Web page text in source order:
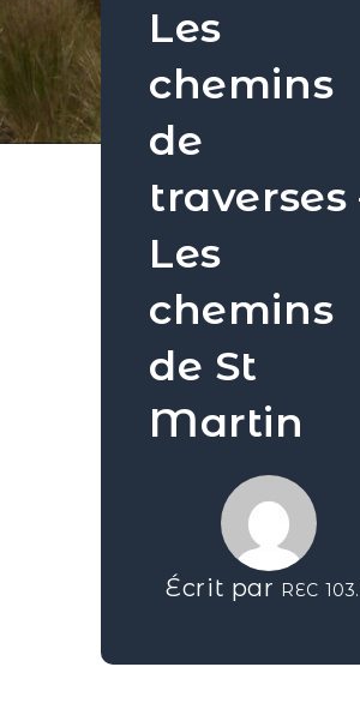
Les
chemins
de
traverses
Les
chemins
de St
Martin
Écrit par REC